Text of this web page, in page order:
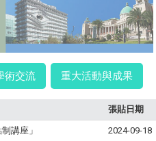
術交流 重大活動與成果
張貼日期
講座」 2024-09-18